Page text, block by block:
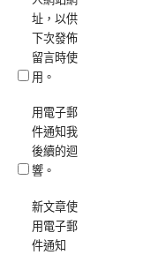
址，以供
下次發佈
留言時使
用。
用電子郵
件通知我
後續的迴
響。
新文章使
用電子郵
件通知